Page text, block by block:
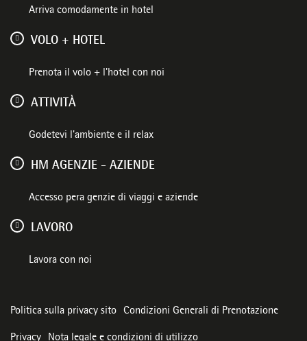
Arriva comodamente in hotel
VOLO + HOTEL
Prenota il volo + l'hotel con noi
ATTIVITÀ
Godetevi l'ambiente e il relax
HM AGENZIE - AZIENDE
Accesso pera genzie di viaggi e aziende
LAVORO
Lavora con noi
Politica sulla privacy sito Condizioni Generali di Prenotazione
Privacy Nota legale e condizioni di utilizzo